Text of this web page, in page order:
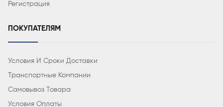
Регистрация
ПОКУПАТЕЛЯМ
Условия И Сроки Доставки
Транспортные Компании
Самовывоз Товара
Условия Оплаты